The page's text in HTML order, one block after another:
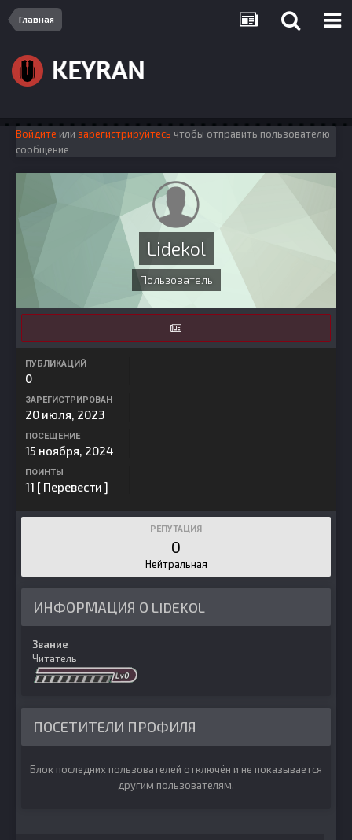
Главная
Войдите или зарегистрируйтесь чтобы отправить пользователю
сообщение
Lidekol
Пользователь
ПУБЛИКАЦИЙ
0
ЗАРЕГИСТРИРОВАН
20 июля, 2023
ПОСЕЩЕНИЕ
15 ноября, 2024
ПОИНТЫ
11 [ Перевести ]
РЕПУТАЦИЯ
0
Нейтральная
ИНФОРМАЦИЯ О LIDEKOL
Звание
Читатель
ПОСЕТИТЕЛИ ПРОФИЛЯ
Блок последних пользователей отключён и не показывается
другим пользователям.